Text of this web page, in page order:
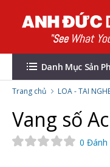
Danh Mục Sản
Trang chủ LOA - TAI
Vang số
0 Đánh